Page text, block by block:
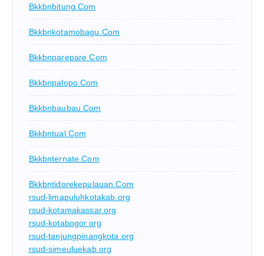
Bkkbnbitung.com
Bkkbnkotamobagu.com
Bkkbnparepare.com
Bkkbnpalopo.com
Bkkbnbaubau.com
Bkkbntual.com
Bkkbnternate.com
Bkkbntidorekepulauan.com
rsud-limapuluhkotakab.org
rsud-kotamakassar.org
rsud-kotabogor.org
rsud-tanjungpinangkota.org
rsud-simeuluekab.org